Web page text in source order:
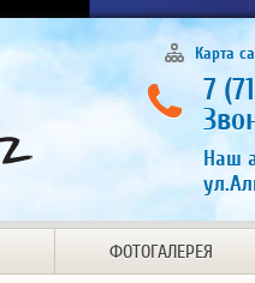
Карта
7
Наш
ФОТОГАЛЕРЕЯ